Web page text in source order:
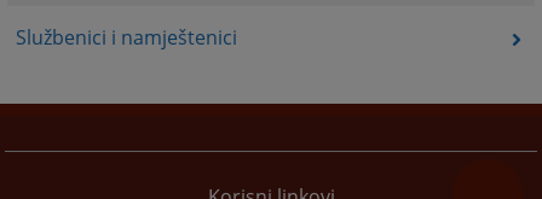
Službenici i namještenici